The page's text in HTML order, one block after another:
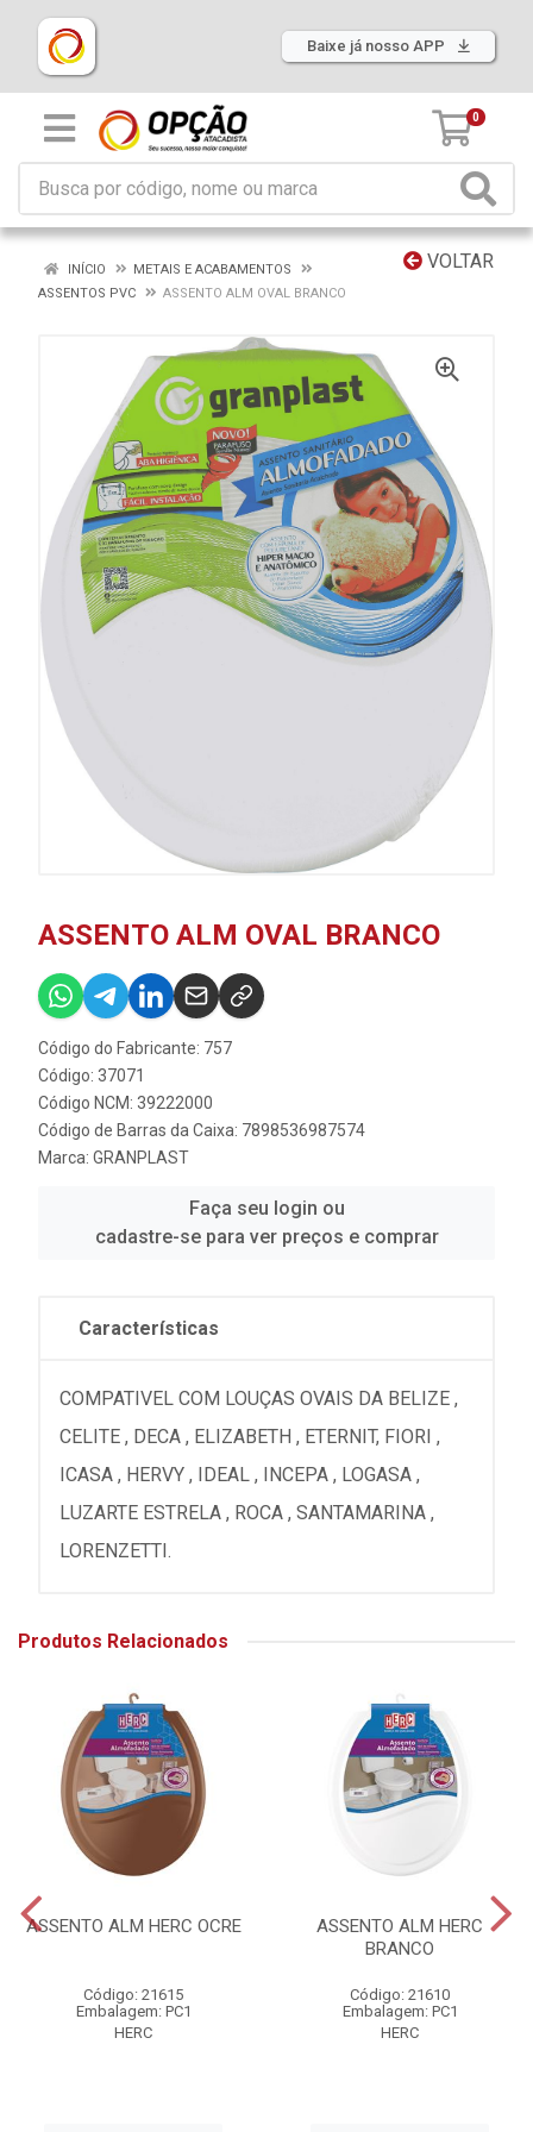
Baixe já nosso APP
0
VOLTAR
INÍCIO
METAIS E ACABAMENTOS
ASSENTOS PVC
ASSENTO ALM OVAL BRANCO
ASSENTO ALM OVAL BRANCO
Código do Fabricante: 757
Código: 37071
Código NCM: 39222000
Código de Barras da Caixa: 7898536987574
Marca: GRANPLAST
Faça seu login ou
cadastre-se para ver preços e comprar
Características
COMPATIVEL COM LOUÇAS OVAIS DA BELIZE ,
CELITE , DECA , ELIZABETH , ETERNIT, FIORI ,
ICASA , HERVY , IDEAL , INCEPA , LOGASA ,
LUZARTE ESTRELA , ROCA , SANTAMARINA ,
LORENZETTI.
Produtos Relacionados
ASSENTO ALM HERC OCRE
Código: 21615
Embalagem: PC1
HERC
ASSENTO ALM HERC
BRANCO
Código: 21610
Embalagem: PC1
HERC